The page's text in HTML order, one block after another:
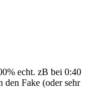
echt. zB bei 0:40
den Fake (oder sehr